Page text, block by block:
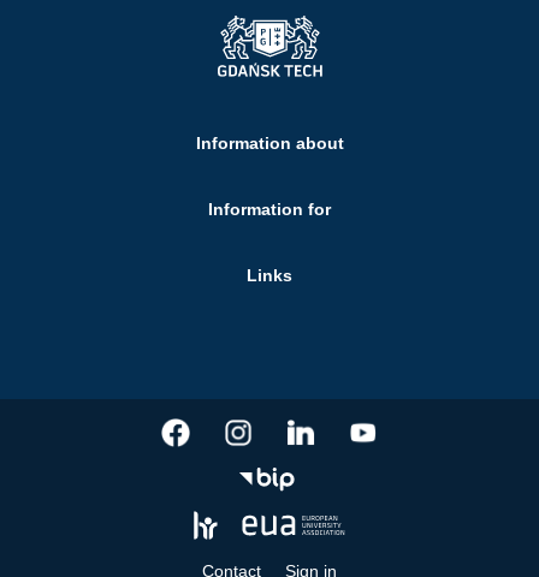
Information about
Information for
Links
Contact Sign in